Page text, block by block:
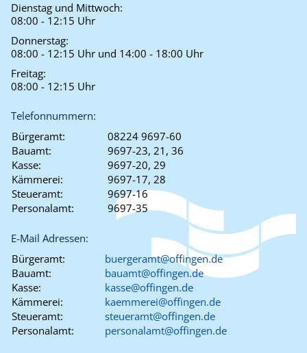
Dienstag und Mittwoch:
08:00 - 12:15 Uhr
Donnerstag:
08:00 - 12:15 Uhr und 14:00 - 18:00 Uhr
Freitag:
08:00 - 12:15 Uhr
Telefonnummern:
Bürgeramt:
08224 9697-60
Bauamt:
9697-23, 21, 36
Kasse:
9697-20, 29
Kämmerei:
9697-17, 28
Steueramt:
9697-16
Personalamt:
9697-35
E-Mail Adressen:
Bürgeramt:
buergeramt@offingen.de
Bauamt:
bauamt@offingen.de
Kasse:
kasse@offingen.de
Kämmerei:
kaemmerei@offingen.de
Steueramt:
steueramt@offingen.de
Personalamt:
personalamt@offingen.de